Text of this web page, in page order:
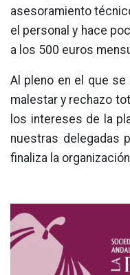
asesoramiento
el personal y hace
a los 500 euros
Al pleno en el que
malestar y rechazo
los intereses de la
nuestras delegadas
finaliza la